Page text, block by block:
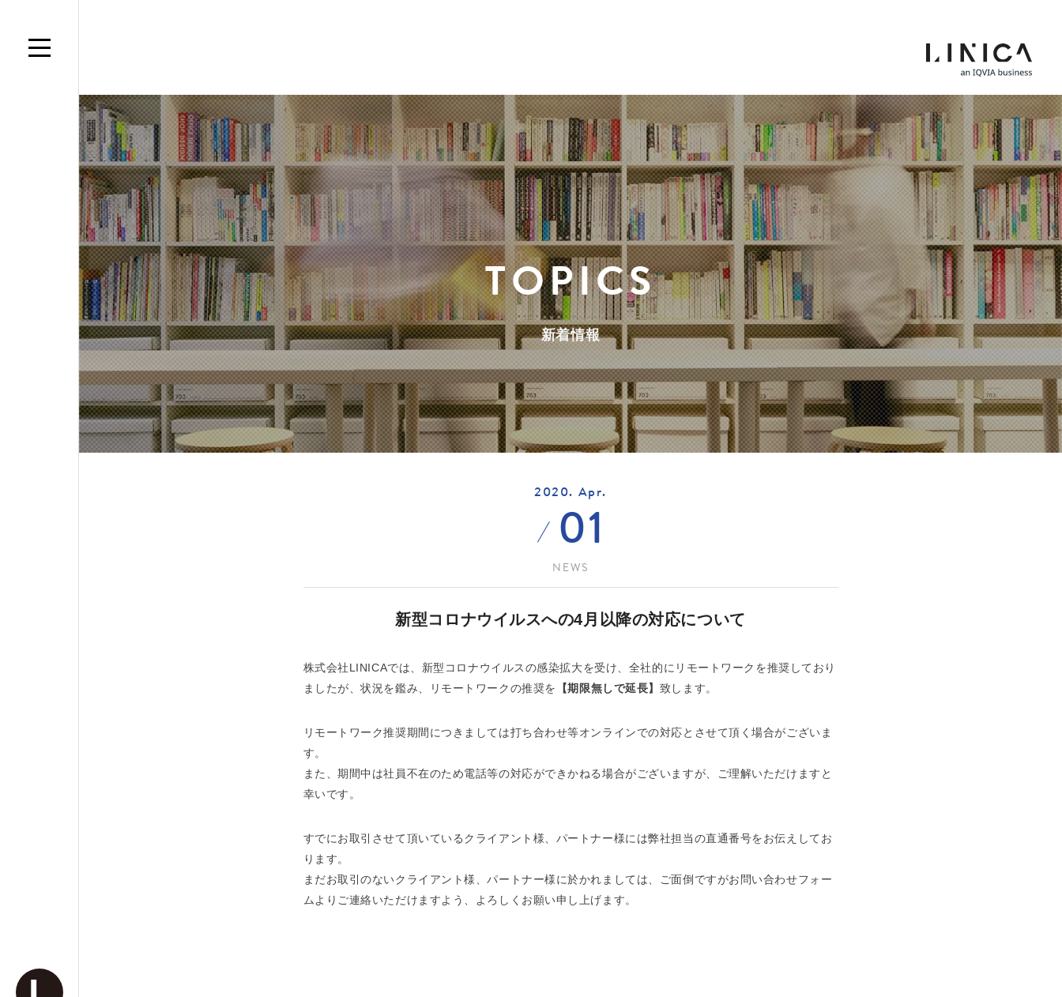
TOPICS
新着情報
2020. Apr.
01
NEWS
新型コロナウイルスへの4月以降の対応について
株式会社LINICAでは、新型コロナウイルスの感染拡大を受け、全社的にリモートワークを推奨しており
ましたが、状況を鑑み、リモートワークの推奨を
【期限無しで延長】 致します。
リモートワーク推奨期間につきましては打ち合わせ等オンラインでの対応とさせて頂く場合がございま
す。
また、期間中は社員不在のため電話等の対応ができかねる場合がございますが、ご理解いただけますと
幸いです。
すでにお取引させて頂いているクライアント様、パートナー様には弊社担当の直通番号をお伝えしてお
ります。
まだお取引のないクライアント様、パートナー様に於かれましては、ご面倒ですがお問い合わせフォー
ムよりご連絡いただけますよう、よろしくお願い申し上げます。